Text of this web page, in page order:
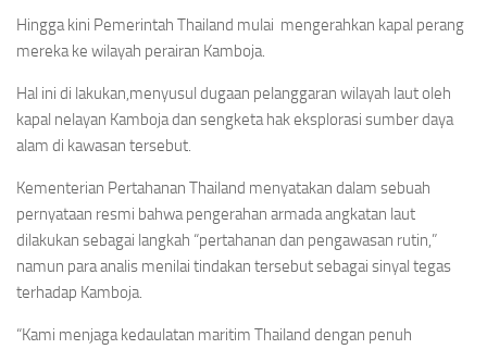
Hingga kini Pemerintah Thailand mulai mengerahkan kapal perang
mereka ke wilayah perairan Kamboja.
Hal ini di lakukan,menyusul dugaan pelanggaran wilayah laut oleh
kapal nelayan Kamboja dan sengketa hak eksplorasi sumber daya
alam di kawasan tersebut.
Kementerian Pertahanan Thailand menyatakan dalam sebuah
pernyataan resmi bahwa pengerahan armada angkatan laut
dilakukan sebagai langkah “pertahanan dan pengawasan rutin,”
namun para analis menilai tindakan tersebut sebagai sinyal tegas
terhadap Kamboja.
“Kami menjaga kedaulatan maritim Thailand dengan penuh